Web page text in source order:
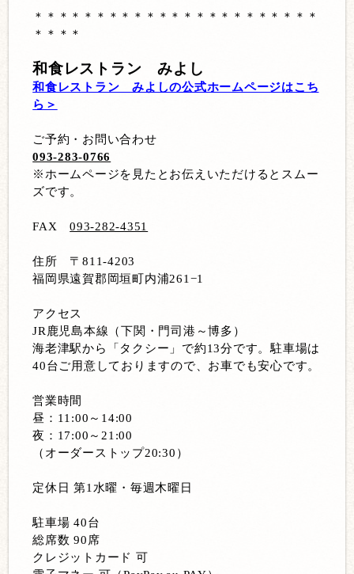
＊＊＊＊＊＊＊＊＊＊＊＊＊＊＊＊＊＊＊＊＊＊＊
＊＊＊＊
和食レストラン みよし
和食レストラン みよしの公式ホームページはこち
ら＞
ご予約・お問い合わせ
093-283-0766
※ホームページを見たとお伝えいただけるとスムー
ズです。
FAX093-282-4351
住所 〒811-4203
福岡県遠賀郡岡垣町内浦261−1
アクセス
JR鹿児島本線（下関・門司港～博多）
海老津駅から「タクシー」で約13分です。駐車場は
40台ご用意しておりますので、お車でも安心です。
営業時間
昼：11:00～14:00
夜：17:00～21:00
（オーダーストップ20:30）
定休日 第1水曜・毎週木曜日
駐車場 40台
総席数 90席
クレジットカード 可